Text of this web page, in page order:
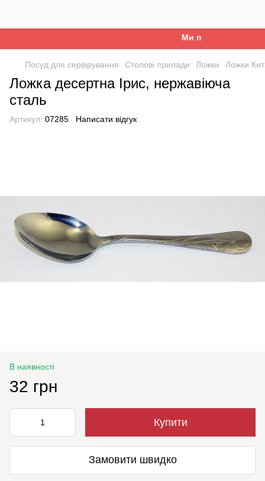
Ми працюємо. Все
Посуд для сервірування Столові прилади Ложки Ложки
Ложка десертна Ірис, нержавіюча
сталь
Артикул: 07285 Написати відгук
В наявності
32 грн
Купити
Замовити швидко